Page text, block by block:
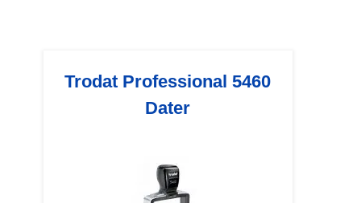
Trodat Professional 5460
Dater